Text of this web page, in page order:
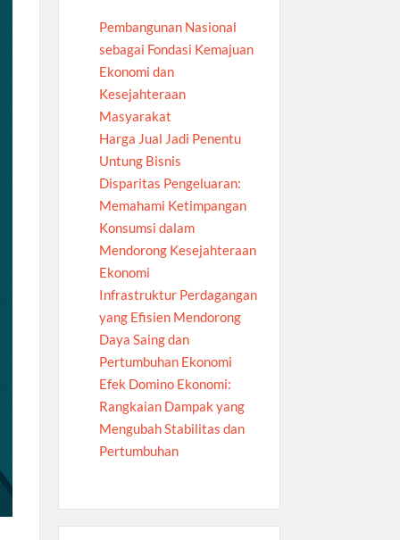
Pembangunan Nasional
sebagai Fondasi Kemajuan
Ekonomi dan
Kesejahteraan
Masyarakat
Harga Jual Jadi Penentu
Untung Bisnis
Disparitas Pengeluaran:
Memahami Ketimpangan
Konsumsi dalam
Mendorong Kesejahteraan
Ekonomi
Infrastruktur Perdagangan
yang Efisien Mendorong
Daya Saing dan
Pertumbuhan Ekonomi
Efek Domino Ekonomi:
Rangkaian Dampak yang
Mengubah Stabilitas dan
Pertumbuhan